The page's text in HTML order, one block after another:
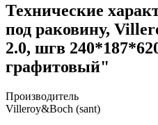
Технические
под раковину,
2.0, шгв
графитовый"
Производитель
Villeroy&Boch (sant)